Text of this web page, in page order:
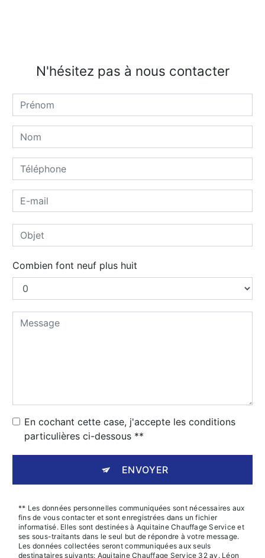
N'hésitez pas à nous contacter
Combien font neuf plus huit
En cochant cette case, j'accepte les conditions
particulières ci-dessous **
ENVOYER
** Les données personnelles communiquées sont nécessaires aux
fins de vous contacter et sont enregistrées dans un fichier
informatisé. Elles sont destinées à Aquitaine Chauffage Service et
ses sous-traitants dans le seul but de répondre à votre message.
Les données collectées seront communiquées aux seuls
destinataires suivants: Aquitaine Chauffage Service 32 av. Léon